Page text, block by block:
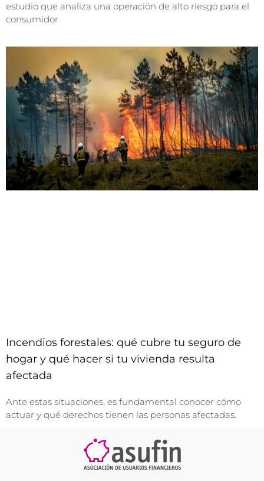
estudio que analiza una operación de alto riesgo para el
consumidor
Incendios forestales: qué cubre tu seguro de
hogar y qué hacer si tu vivienda resulta
afectada
Ante estas situaciones, es fundamental conocer cómo
actuar y qué derechos tienen las personas afectadas.